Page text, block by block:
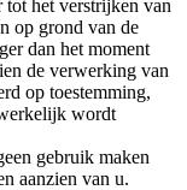
tot het verstrijken van
op grond van de
dan het moment
de verwerking van
op toestemming,
wordt
gebruik maken
aanzien van u.